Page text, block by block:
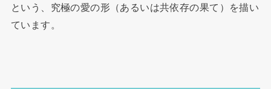
という、究極の愛の形（あるいは共依存の果て）を描い
ています。